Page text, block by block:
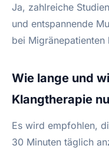
Ja, zahlreiche
und entspannende
bei
Wie lange und
Klangtherapie
Es wird empfohlen,
30 Minuten täglich